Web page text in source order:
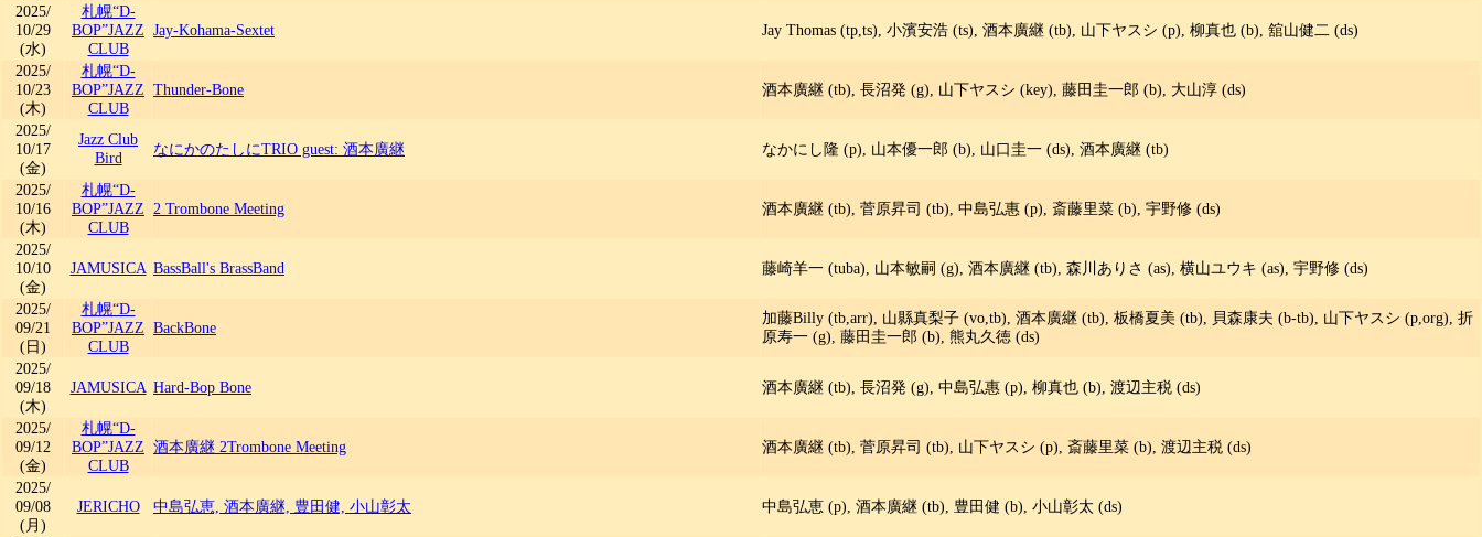
2025/
10/29
(水)
札幌“D-
BOP”JAZZ
CLUB
Jay-Kohama-Sextet Jay Thomas (tp,ts), 小濱安浩 (ts), 酒本廣継 (tb), 山下ヤスシ (p), 柳真也 (b), 舘山健二 (ds)
2025/
10/23
(木)
札幌“D-
BOP”JAZZ
CLUB
Thunder-Bone 酒本廣継 (tb), 長沼発 (g), 山下ヤスシ (key), 藤田圭一郎 (b), 大山淳 (ds)
2025/
10/17
(金)
Jazz Club
Bird
なにかのたしにTRIO guest: 酒本廣継 なかにし隆 (p), 山本優一郎 (b), 山口圭一 (ds), 酒本廣継 (tb)
2025/
10/16
(木)
札幌“D-
BOP”JAZZ
CLUB
2 Trombone Meeting 酒本廣継 (tb), 菅原昇司 (tb), 中島弘惠 (p), 斎藤里菜 (b), 宇野修 (ds)
2025/
10/10
(金)
JAMUSICA BassBall's BrassBand 藤崎羊一 (tuba), 山本敏嗣 (g), 酒本廣継 (tb), 森川ありさ (as), 横山ユウキ (as), 宇野修 (ds)
2025/
09/21
(日)
札幌“D-
BOP”JAZZ
CLUB
BackBone
加藤Billy (tb,arr), 山縣真梨子 (vo,tb), 酒本廣継 (tb), 板橋夏美 (tb), 貝森康夫 (b-tb), 山下ヤスシ (p,org), 折
原寿一 (g), 藤田圭一郎 (b), 熊丸久徳 (ds)
2025/
09/18
(木)
JAMUSICA Hard-Bop Bone 酒本廣継 (tb), 長沼発 (g), 中島弘惠 (p), 柳真也 (b), 渡辺主税 (ds)
2025/
09/12
(金)
札幌“D-
BOP”JAZZ
CLUB
酒本廣継 2Trombone Meeting 酒本廣継 (tb), 菅原昇司 (tb), 山下ヤスシ (p), 斎藤里菜 (b), 渡辺主税 (ds)
2025/
09/08
(月)
JERICHO 中島弘恵, 酒本廣継, 豊田健, 小山彰太 中島弘恵 (p), 酒本廣継 (tb), 豊田健 (b), 小山彰太 (ds)